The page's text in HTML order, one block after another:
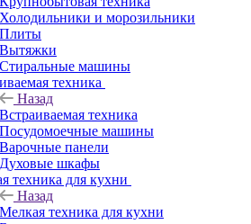
Холодильники и морозильники
Плиты
Вытяжки
Стиральные машины
техника
Назад
Встраиваемая техника
Посудомоечные машины
Варочные панели
Духовые шкафы
техника для кухни
Назад
Мелкая техника для кухни